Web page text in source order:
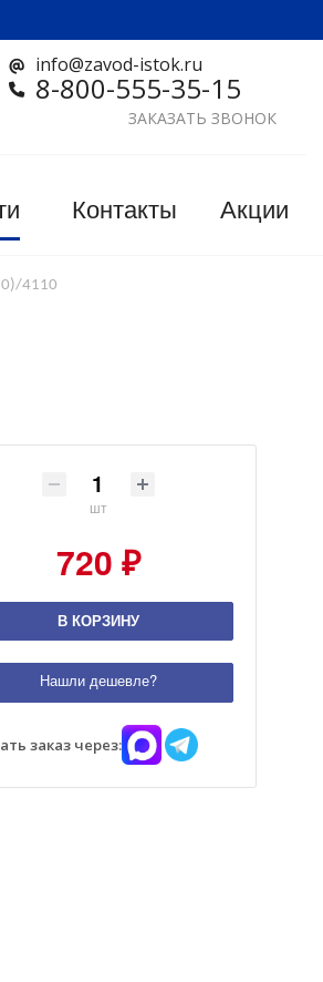
info@zavod-istok.ru
8-800-555-35-15
ЗАКАЗАТЬ ЗВОНОК
Контакты Акции
4110
шт
720 ₽
В КОРЗИНУ
Нашли дешевле?
заказ через: